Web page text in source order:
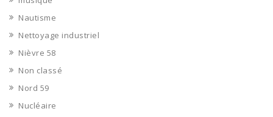
Nautisme
Nettoyage industriel
Nièvre 58
Non classé
Nord 59
Nucléaire